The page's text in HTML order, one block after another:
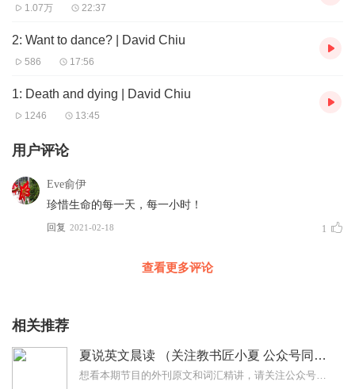
1.07万 22:37
2: Want to dance? | David Chiu
586 17:56
1: Death and dying | David Chiu
1246 13:45
用户评论
Eve俞伊
珍惜生命的每一天，每一小时！
回复 2021-02-18 1
查看更多评论
相关推荐
夏说英文晨读 （关注教书匠小夏 公众号同步更新）
想看本期节目的外刊原文和词汇精讲，请关注公众号【教书匠小夏】了解更多详情，可关注【友邻优课】公众号夏鹏老师，中国最大的微信端英语学习品牌“友邻优课”创始人，其首...